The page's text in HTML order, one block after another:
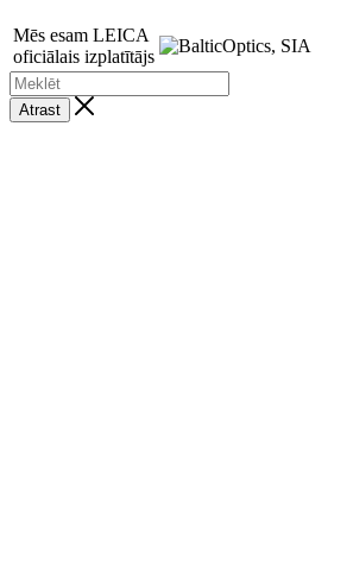
Mēs esam LEICA
oficiālais izplatītājs
Atrast